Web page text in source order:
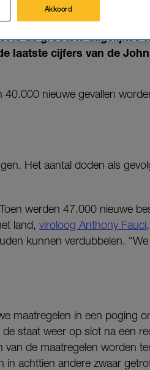
in de Verenigde Staten is
is de grootste dagelijkse
laatste cijfers van de
nieuwe gevallen
Het aantal doden als
werden 47.000 nieuwe
land, viroloog Anthony Fauci
kunnen verdubbelen.
maatregelen in een poging
staat weer op slot na een
de maatregelen worden
achttien andere zwaar
Akkoord